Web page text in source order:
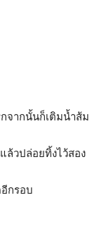
จากนั้นก็เติมน้ำส้ม
ล้วปล่อยทิ้งไว้สอง
กรอบ